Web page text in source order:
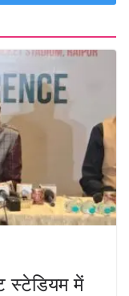
स्टेडियम में